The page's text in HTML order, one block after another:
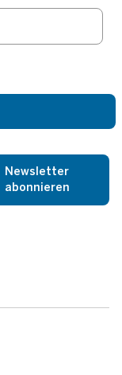
Newsletter
abonnieren